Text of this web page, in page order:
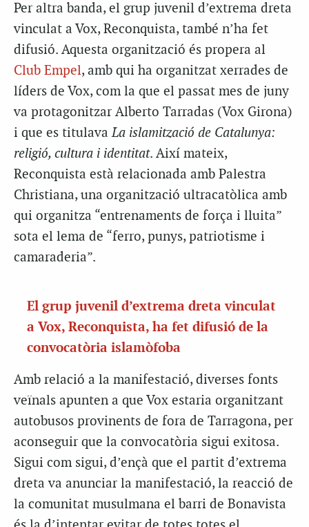
Per altra banda, el grup juvenil d’extrema dreta
vinculat a Vox, Reconquista, també n’ha fet
difusió. Aquesta organització és propera al
Club Empel, amb qui ha organitzat xerrades de
líders de Vox, com la que el passat mes de juny
va protagonitzar Alberto Tarradas (Vox Girona)
i que es titulavaLa islamització de Catalunya:
religió, cultura i identitat. Així mateix,
Reconquista està relacionada amb Palestra
Christiana, una organització ultracatòlica amb
qui organitza “entrenaments de força i lluita”
sota el lema de “ferro, punys, patriotisme i
camaraderia”.
El grup juvenil d’extrema dreta vinculat
a Vox, Reconquista, ha fet difusió de la
convocatòria islamòfoba
Amb relació a la manifestació, diverses fonts
veïnals apunten a que Vox estaria organitzant
autobusos provinents de fora de Tarragona, per
aconseguir que la convocatòria sigui exitosa.
Sigui com sigui, d’ençà que el partit d’extrema
dreta va anunciar la manifestació, la reacció de
la comunitat musulmana el barri de Bonavista